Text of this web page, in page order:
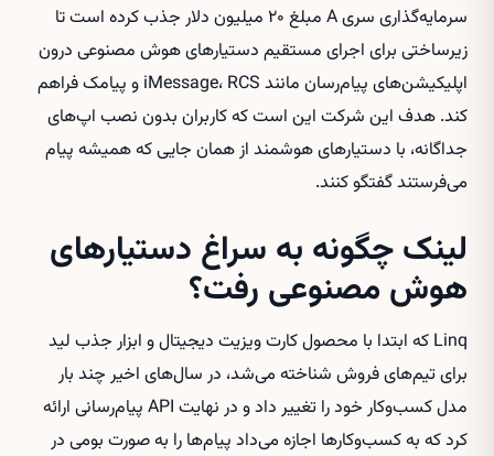
سرمایه‌گذاری سری A مبلغ ۲۰ میلیون دلار جذب کرده است تا
زیرساختی برای اجرای مستقیم دستیارهای هوش مصنوعی درون
اپلیکیشن‌های پیام‌رسان مانند iMessage، RCS و پیامک فراهم
کند. هدف این شرکت این است که کاربران بدون نصب اپ‌های
جداگانه، با دستیارهای هوشمند از همان جایی که همیشه پیام
می‌فرستند گفتگو کنند.
لینک چگونه به سراغ دستیارهای
هوش مصنوعی رفت؟
Linq که ابتدا با محصول کارت ویزیت دیجیتال و ابزار جذب لید
برای تیم‌های فروش شناخته می‌شد، در سال‌های اخیر چند بار
مدل کسب‌وکار خود را تغییر داد و در نهایت API پیام‌رسانی ارائه
کرد که به کسب‌وکارها اجازه می‌داد پیام‌ها را به صورت بومی در